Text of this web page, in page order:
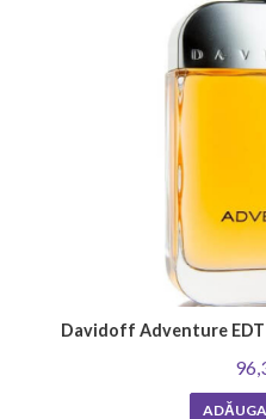
Davidoff Adventure